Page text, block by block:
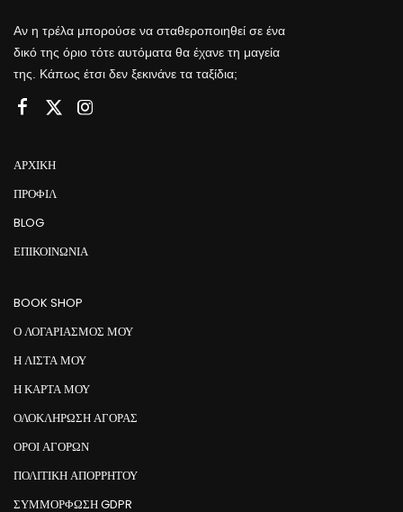
Αν η τρέλα μπορούσε να σταθεροποιηθεί σε ένα
δικό της όριο τότε αυτόματα θα έχανε τη μαγεία
της. Κάπως έτσι δεν ξεκινάνε τα ταξίδια;
ΑΡΧΙΚΉ
ΠΡΟΦΊΛ
BLOG
ΕΠΙΚΟΙΝΩΝΊΑ
BOOK SHOP
Ο ΛΟΓΑΡΙΑΣΜΟΣ ΜΟΥ
Η ΛΙΣΤΑ ΜΟΥ
Η ΚΑΡΤΑ ΜΟΥ
ΟΛΟΚΛΗΡΩΣΗ ΑΓΟΡΑΣ
ΟΡΟΙ ΑΓΟΡΩΝ
ΠΟΛΙΤΙΚΗ ΑΠΟΡΡΗΤΟΥ
ΣΥΜΜΌΡΦΩΣΗ GDPR